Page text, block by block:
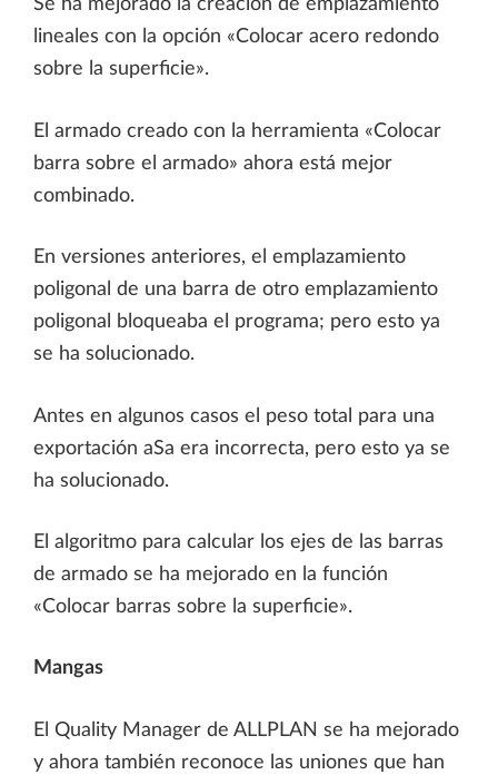
Se ha mejorado la creación de emplazamiento
lineales con la opción «Colocar acero redondo
sobre la superficie».
El armado creado con la herramienta «Colocar
barra sobre el armado» ahora está mejor
combinado.
En versiones anteriores, el emplazamiento
poligonal de una barra de otro emplazamiento
poligonal bloqueaba el programa; pero esto ya
se ha solucionado.
Antes en algunos casos el peso total para una
exportación aSa era incorrecta, pero esto ya se
ha solucionado.
El algoritmo para calcular los ejes de las barras
de armado se ha mejorado en la función
«Colocar barras sobre la superficie».
Mangas
El Quality Manager de ALLPLAN se ha mejorado
y ahora también reconoce las uniones que han